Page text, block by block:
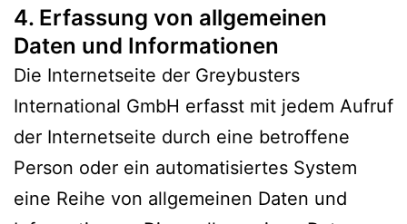
4. Erfassung von allgemeinen
Daten und Informationen
Die Internetseite der Greybusters
International GmbH erfasst mit jedem Aufruf
der Internetseite durch eine betroffene
Person oder ein automatisiertes System
eine Reihe von allgemeinen Daten und